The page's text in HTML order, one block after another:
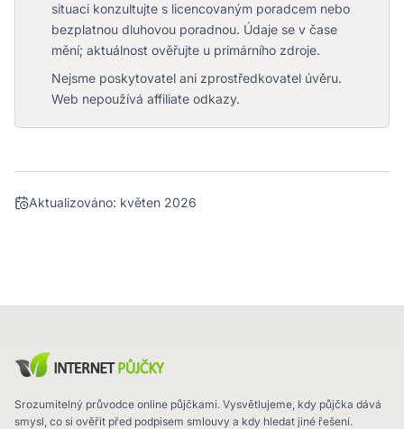
situaci konzultujte s licencovaným poradcem nebo
bezplatnou dluhovou poradnou. Údaje se v čase
mění; aktuálnost ověřujte u primárního zdroje.
Nejsme poskytovatel ani zprostředkovatel úvěru.
Web nepoužívá affiliate odkazy.
Aktualizováno: květen 2026
Srozumitelný průvodce online půjčkami. Vysvětlujeme, kdy půjčka dává
smysl, co si ověřit před podpisem smlouvy a kdy hledat jiné řešení.